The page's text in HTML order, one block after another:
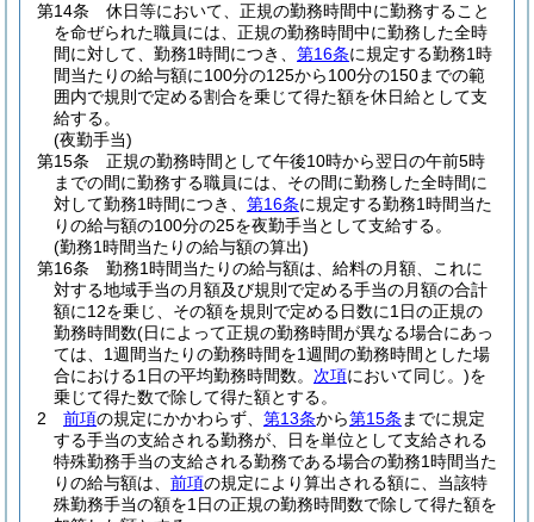
第14条
休日等において、正規の勤務時間中に勤務すること
を命ぜられた職員には、正規の勤務時間中に勤務した全時
間に対して、勤務1時間につき、 第16条に規定する勤務1時
間当たりの給与額に100分の125から100分の150までの範
囲内で規則で定める割合を乗じて得た額を休日給として支
給する。
(夜勤手当)
第15条
正規の勤務時間として午後10時から翌日の午前5時
までの間に勤務する職員には、その間に勤務した全時間に
対して勤務1時間につき、 第16条に規定する勤務1時間当た
りの給与額の100分の25を夜勤手当として支給する。
(勤務1時間当たりの給与額の算出)
第16条
勤務1時間当たりの給与額は、給料の月額、これに
対する地域手当の月額及び規則で定める手当の月額の合計
額に12を乗じ、その額を規則で定める日数に1日の正規の
勤務時間数(日によって正規の勤務時間が異なる場合にあっ
ては、1週間当たりの勤務時間を1週間の勤務時間とした場
合における1日の平均勤務時間数。 次項において同じ。)を
乗じて得た数で除して得た額とする。
2
前項の規定にかかわらず、 第13条から第15条 までに規定
する手当の支給される勤務が、日を単位として支給される
特殊勤務手当の支給される勤務である場合の勤務1時間当た
りの給与額は、 前項の規定により算出される額に、当該特
殊勤務手当の額を1日の正規の勤務時間数で除して得た額を